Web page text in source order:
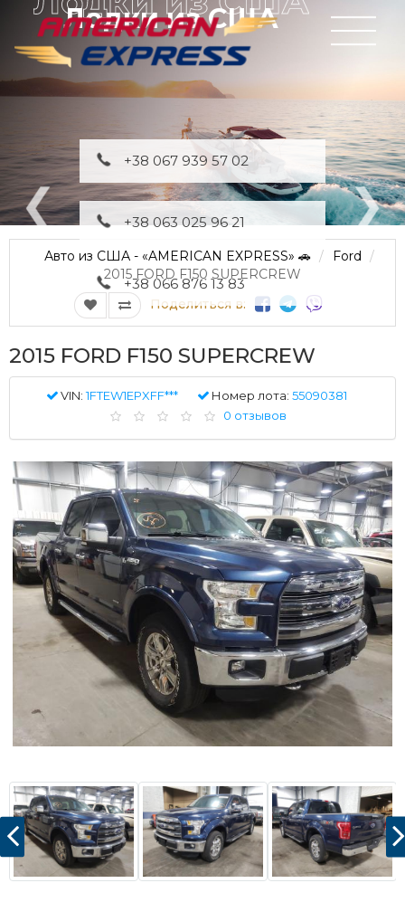
Лодки из США
+38 067 939 57 02
+38 063 025 96 21
+38 066 876 13 83
Авто из США - «AMERICAN EXPRESS» 🚗
Ford
2015 FORD F150 SUPERCREW
Поделиться в:
2015 FORD F150 SUPERCREW
VIN:1FTEW1EPXFF*** Номер лота: 55090381
0 отзывов